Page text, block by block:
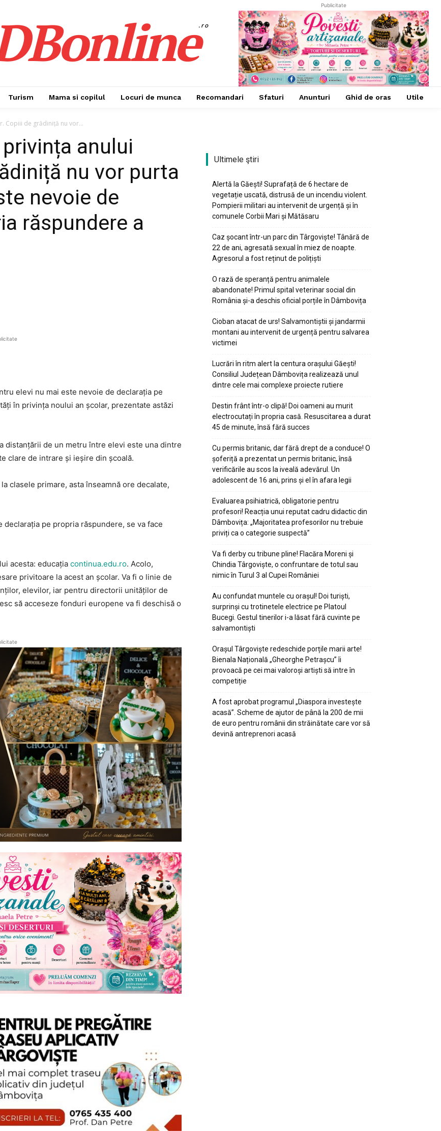
.ro
Publicitate
Turism Mama si copilul Locuri de munca Recomandari Sfaturi Anunturi Ghid de oras Utile
Copiii de grădiniță nu vor...
anului
nu vor purta
nevoie de
răspundere a
elevi nu mai este nevoie de declarația pe
în privința noului an școlar, prezentate astăzi
distanțării de un metru între elevi este una dintre
clare de intrare și ieșire din școală.
clasele primare, asta înseamnă ore decalate,
pe propria răspundere, se va face
acesta: educația continua.edu.ro. Acolo,
privitoare la acest an școlar. Va fi o linie de
elevilor, iar pentru directorii unităților de
să acceseze fonduri europene va fi deschisă o
Ultimele ştiri
Alertă la Găești! Suprafață de 6 hectare de
vegetație uscată, distrusă de un incendiu violent.
Pompierii militari au intervenit de urgență și în
comunele Corbii Mari și Mătăsaru
Caz șocant într-un parc din Târgoviște! Tânără de
22 de ani, agresată sexual în miez de noapte.
Agresorul a fost reținut de polițiști
O rază de speranță pentru animalele
abandonate! Primul spital veterinar social din
România și-a deschis oficial porțile în Dâmbovița
Cioban atacat de urs! Salvamontiștii și jandarmii
montani au intervenit de urgență pentru salvarea
victimei
Lucrări în ritm alert la centura orașului Găești!
Consiliul Județean Dâmbovița realizează unul
dintre cele mai complexe proiecte rutiere
Destin frânt într-o clipă! Doi oameni au murit
electrocutați în propria casă. Resuscitarea a durat
45 de minute, însă fără succes
Cu permis britanic, dar fără drept de a conduce! O
șoferiță a prezentat un permis britanic, însă
verificările au scos la iveală adevărul. Un
adolescent de 16 ani, prins și el în afara legii
Evaluarea psihiatrică, obligatorie pentru
profesori! Reacția unui reputat cadru didactic din
Dâmbovița: „Majoritatea profesorilor nu trebuie
priviți ca o categorie suspectă”
Va fi derby cu tribune pline! Flacăra Moreni și
Chindia Târgoviște, o confruntare de totul sau
nimic în Turul 3 al Cupei României
Au confundat muntele cu orașul! Doi turiști,
surprinși cu trotinetele electrice pe Platoul
Bucegi. Gestul tinerilor i-a lăsat fără cuvinte pe
salvamontiști
Orașul Târgoviște redeschide porțile marii arte!
Bienala Națională „Gheorghe Petrașcu” îi
provoacă pe cei mai valoroși artiști să intre în
competiție
A fost aprobat programul „Diaspora investește
acasă”. Scheme de ajutor de până la 200 de mii
de euro pentru românii din străinătate care vor să
devină antreprenori acasă